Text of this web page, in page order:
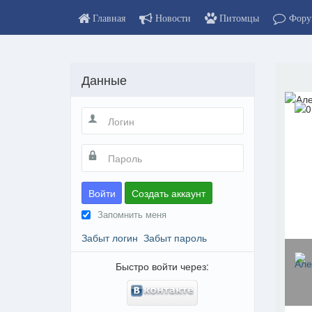
Главная Новости Питомцы
Данные
Войти Создать аккаунт
Запомнить меня
Забыт логин Забыт пароль
Быстро войти через: